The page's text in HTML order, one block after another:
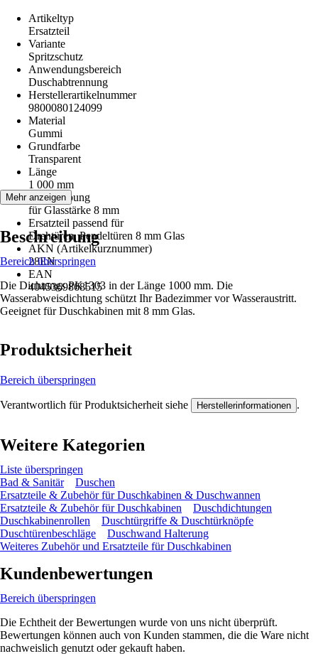
Artikeltyp
Ersatzteil
Variante
Spritzschutz
Anwendungsbereich
Duschabtrennung
Herstellerartikelnummer
9800080124099
Material
Gummi
Grundfarbe
Transparent
Länge
1 000 mm
Beschreibung
für Glasstärke 8 mm
Ersatzteil passend für
Drehtüren, Pendeltüren 8 mm Glas
AKN (Artikelkurznummer)
28EN
EAN
4045369868515
Mehr anzeigen
Beschreibung
Bereich überspringen
Die Dichtungs PK1303 in der Länge 1000 mm. Die
Wasserabweisdichtung schützt Ihr Badezimmer vor Wasseraustritt.
Geeignet für Duschkabinen mit 8 mm Glas.
Produktsicherheit
Bereich überspringen
Verantwortlich für Produktsicherheit siehe Herstellerinformationen .
Weitere Kategorien
Liste überspringen
Bad & Sanitär
Duschen
Ersatzteile & Zubehör für Duschkabinen & Duschwannen
Ersatzteile & Zubehör für Duschkabinen
Duschdichtungen
Duschkabinenrollen
Duschtürgriffe & Duschtürknöpfe
Duschtürenbeschläge
Duschwand Halterung
Weiteres Zubehör und Ersatzteile für Duschkabinen
Kundenbewertungen
Bereich überspringen
Die Echtheit der Bewertungen wurde von uns nicht überprüft.
Bewertungen können auch von Kunden stammen, die die Ware nicht
nachweislich genutzt oder gekauft haben.